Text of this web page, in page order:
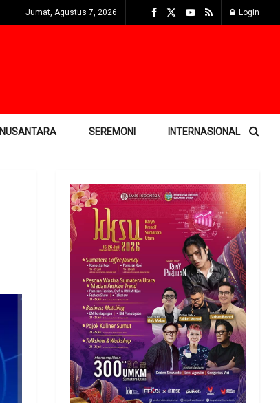
Jumat, Agustus 7, 2026 Login
NUSANTARA SEREMONI INTERNASIONAL